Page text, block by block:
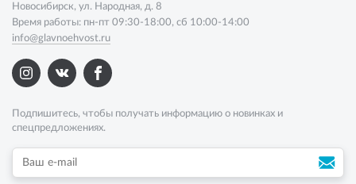
Новосибирск, ул. Народная, д. 8
Время работы: пн-пт 09:30-18:00, сб 10:00-14:00
info@glavnoehvost.ru
Подпишитесь, чтобы получать информацию о новинках и
спецпредложениях.